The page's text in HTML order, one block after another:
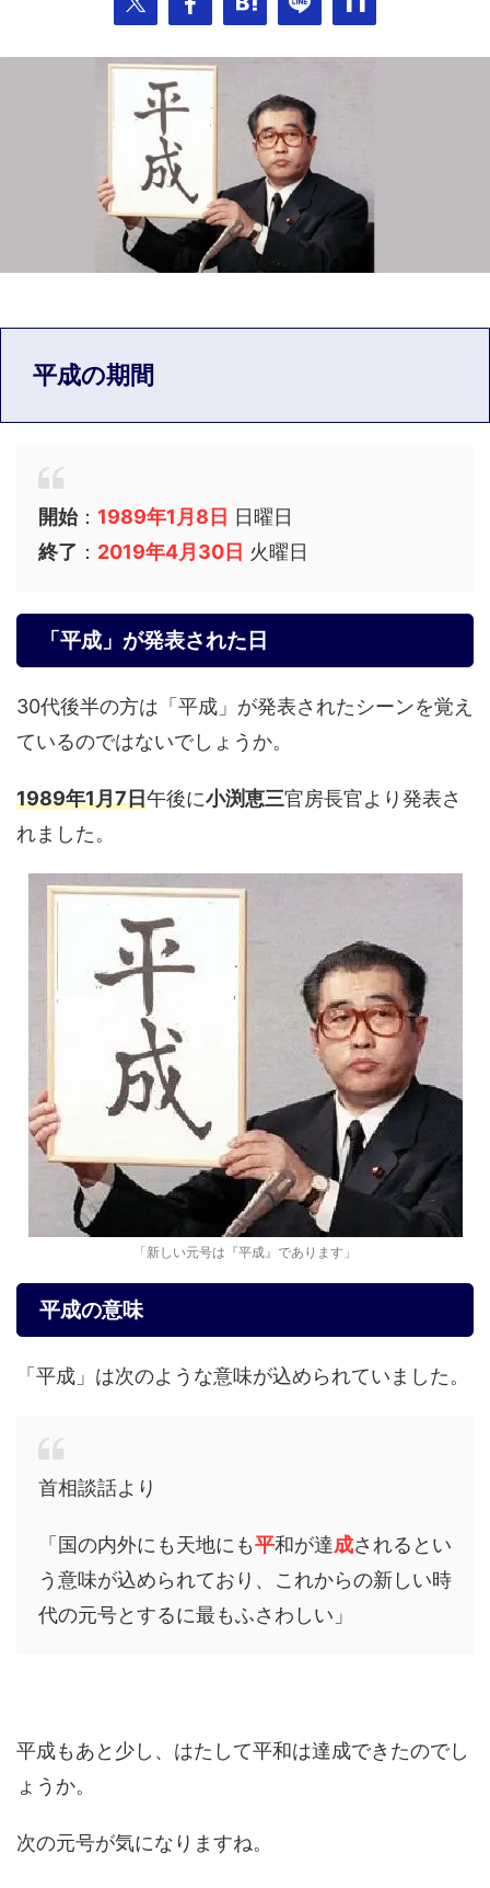
平成の期間
開始： 1989年1月8日 日曜日
終了 ： 2019年4月30日 火曜日
「平成」が発表された日
30代後半の方は「平成」が発表されたシーンを覚え
ているのではないでしょうか。
1989年1月7日午後に小渕恵三官房長官より発表さ
れました。
「新しい元号は『平成』であります」
平成の意味
「平成」は次のような意味が込められていました。
首相談話より
「国の内外にも天地にも平和が達成されるとい
う意味が込められており、これからの新しい時
代の元号とするに最もふさわしい」
平成もあと少し、はたして平和は達成できたのでし
ょうか。
次の元号が気になりますね。